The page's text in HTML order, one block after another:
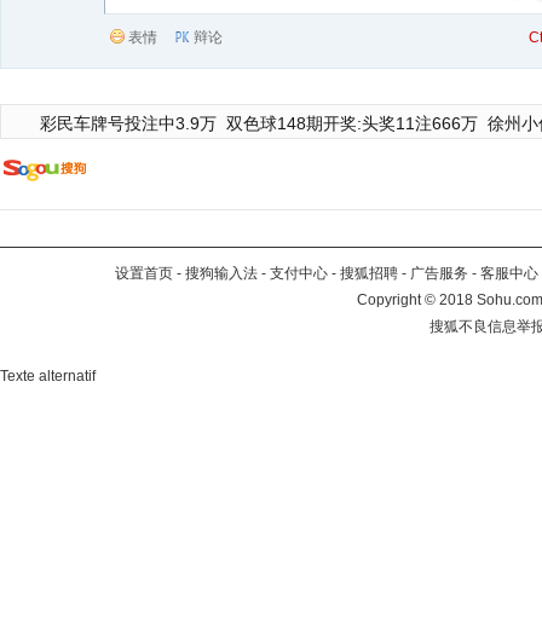
表情 辩论
彩民车牌号投注中3.9万 双色球148期开奖:头奖11注666万 徐州
设置首页 - 搜狗输入法 - 支付中心 - 搜狐招聘 - 广告服务 - 客服中心
Copyright©2018
搜狐不良信息举
Texte alternatif